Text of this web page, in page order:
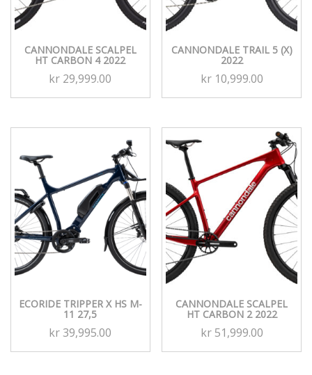
CANNONDALE SCALPEL
HT CARBON 4 2022
kr 29,999.00
CANNONDALE TRAIL 5 (X)
2022
kr10,999.00
ECORIDE TRIPPER X HS M-
11 27,5
kr39,995.00
CANNONDALE SCALPEL
HT CARBON 2 2022
kr51,999.00